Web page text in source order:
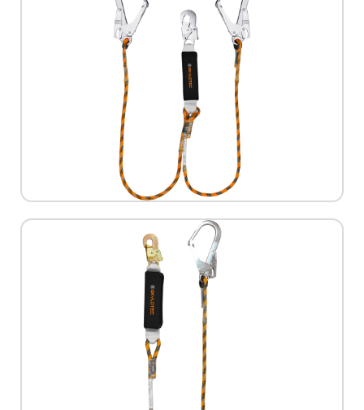
משכך נפילה חבל דו ענפי (דאבל
לניארד) לעבודה בגובה
יצרן:Skylotec
מק"ט: L-0117-1.5
תקן: EN 354, EN 355:2002
למידע נוסף
חבל חד - ענפי עם משכך נפילה, עם
קרבינת חיבור מהירה לרתמה וקרבינה
רחבה מהירה לעיגון
יצרן: Skylotec
מק"ט:
EN 354, EN 355:2002
למידע נוסף